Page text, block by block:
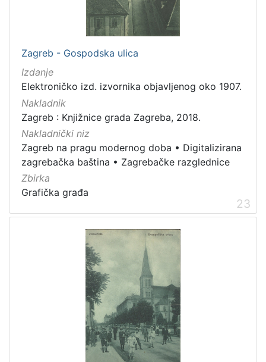
Zagreb - Gospodska ulica
Izdanje
Elektroničko izd. izvornika objavljenog oko 1907.
Nakladnik
Zagreb : Knjižnice grada Zagreba, 2018.
Nakladnički niz
Zagreb na pragu modernog doba • Digitalizirana
zagrebačka baština • Zagrebačke razglednice
Zbirka
Grafička građa
23